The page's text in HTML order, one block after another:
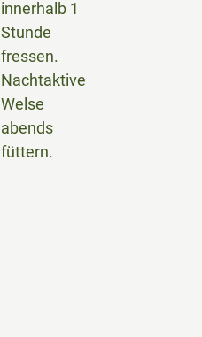
innerhalb 1
Stunde
fressen.
Nachtaktive
Welse
abends
füttern.